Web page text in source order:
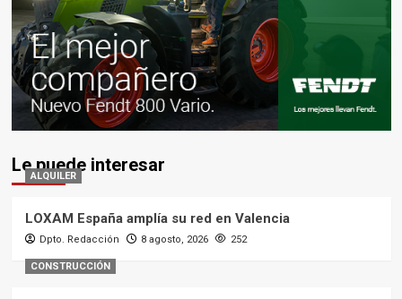
Le puede interesar
ALQUILER
LOXAM España amplía su red en Valencia
Dpto. Redacción 8 agosto, 2026 252
CONSTRUCCIÓN